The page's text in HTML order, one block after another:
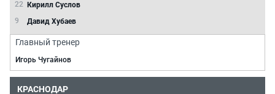
22 Кирилл Суслов
9
Давид Хубаев
Главный тренер
Игорь Чугайнов
КРАСНОДАР